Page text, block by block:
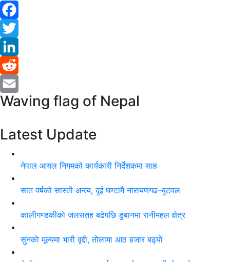
Facebook
Twitter
LinkedIn
Reddit
Email
Waving flag of Nepal
Latest Update
नेपाल आयल निगमको कार्यकारी निर्देशकमा साह
सात वर्षको सास्ती अन्त्य, दुई घण्टामै नारायणगढ–बुटवल
कालीगण्डकीको जलसतह बढेपछि डुबानमा रानीमहल क्षेत्र
सुनकाे मूल्यमा भारी वृद्दी, तोलामा आठ हजार बढ्याे